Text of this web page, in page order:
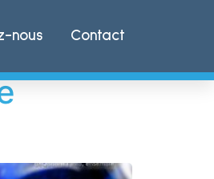
nous Contact